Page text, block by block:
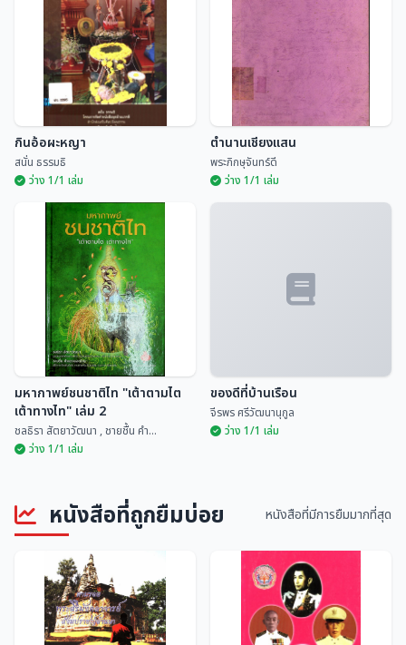
ศูนย์ศิลปวัฒนธรรม สถ...
กินอ้อผะหญา
สนั่น ธรรมธิ
กินอ้อผะหญา
สนั่น ธรรมธิ
ว่าง 1/1 เล่ม
พระภิกษุจันทร์ดี
ตำนานเชียงแสน
พระภิกษุจันทร์ดี
ว่าง 1/1 เล่ม
มหากาพย์ชนชาติไท "เต้าตามไต
เต้าทางไท" เล่ม 2
ชลธิรา สัตยาวัฒนา ,...
มหากาพย์ชนชาติไท "เต้าตามไต
เต้าทางไท" เล่ม 2
ชลธิรา สัตยาวัฒนา , ชายชื้น คำ...
ว่าง 1/1 เล่ม
ของดีที่บ้านเรือน
ของดีที่บ้านเรือน
จีรพร ศรีวัฒนานุกูล
ว่าง 1/1 เล่ม
หนังสือที่ถูกยืมบ่อย หนังสือที่มีการยืมมากที่สุด